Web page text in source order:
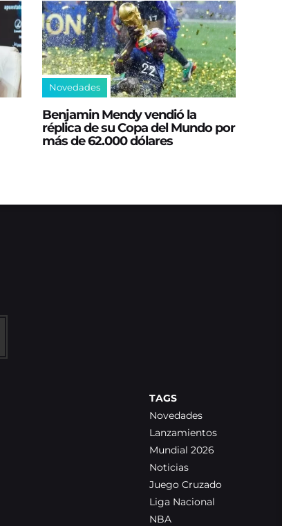
Novedades
Benjamin Mendy vendió la
réplica de su Copa del Mundo por
más de 62.000 dólares
TAGS
Novedades
Lanzamientos
Mundial 2026
Noticias
Juego Cruzado
Liga Nacional
NBA